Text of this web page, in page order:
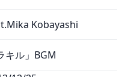
Kobayashi
キル」BGM